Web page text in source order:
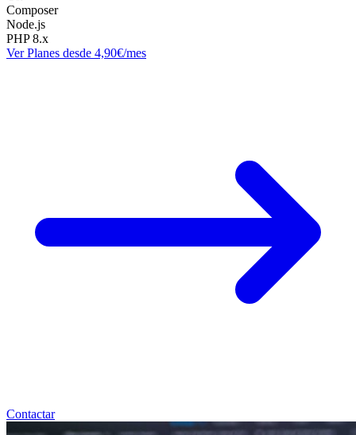
Composer
Node.js
PHP 8.x
Ver Planes desde 4,90€/mes
Contactar